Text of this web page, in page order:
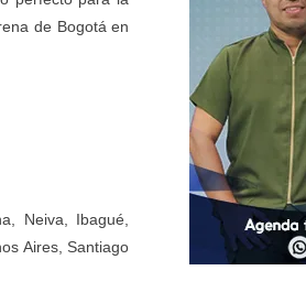
de Bogotá en
Neiva, Ibagué,
Aires, Santiago